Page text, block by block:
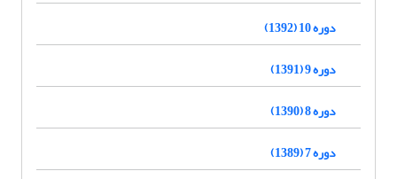
دوره 10 (1392)
دوره 9 (1391)
دوره 8 (1390)
دوره 7 (1389)